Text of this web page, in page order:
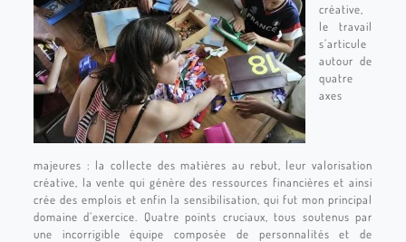
créative,
le travail
s’articule
autour de
quatre
axes
majeures : la collecte des matières au rebut, leur valorisation
créative, la vente qui génère des ressources financières et ainsi
crée des emplois et enfin la sensibilisation, qui fut mon principal
domaine d’exercice. Quatre points cruciaux, tous soutenus par
une incorrigible équipe composée de personnalités et de